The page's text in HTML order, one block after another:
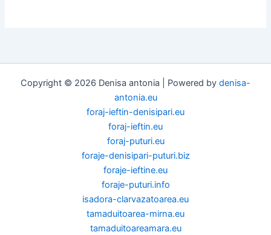
Copyright © 2026 Denisa antonia | Powered by denisa-
antonia.eu
foraj-ieftin-denisipari.eu
foraj-ieftin.eu
foraj-puturi.eu
foraje-denisipari-puturi.biz
foraje-ieftine.eu
foraje-puturi.info
isadora-clarvazatoarea.eu
tamaduitoarea-mirna.eu
tamaduitoareamara.eu